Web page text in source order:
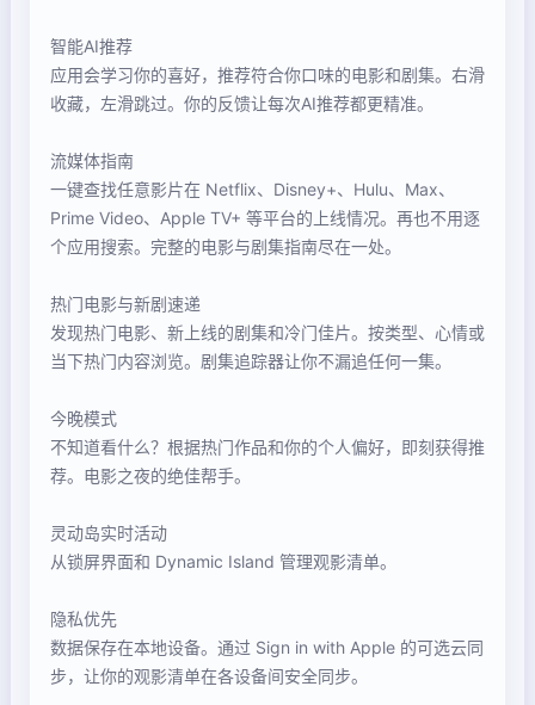
智能AI推荐
应用会学习你的喜好，推荐符合你口味的电影和剧集。右滑
收藏，左滑跳过。你的反馈让每次AI推荐都更精准。
流媒体指南
一键查找任意影片在 Netflix、Disney+、Hulu、Max、
Prime Video、Apple TV+ 等平台的上线情况。再也不用逐
个应用搜索。完整的电影与剧集指南尽在一处。
热门电影与新剧速递
发现热门电影、新上线的剧集和冷门佳片。按类型、心情或
当下热门内容浏览。剧集追踪器让你不漏追任何一集。
今晚模式
不知道看什么？根据热门作品和你的个人偏好，即刻获得推
荐。电影之夜的绝佳帮手。
灵动岛实时活动
从锁屏界面和 Dynamic Island 管理观影清单。
隐私优先
数据保存在本地设备。通过 Sign in with Apple 的可选云同
步，让你的观影清单在各设备间安全同步。